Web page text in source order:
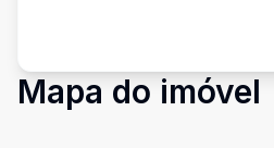
Mapa do imóvel